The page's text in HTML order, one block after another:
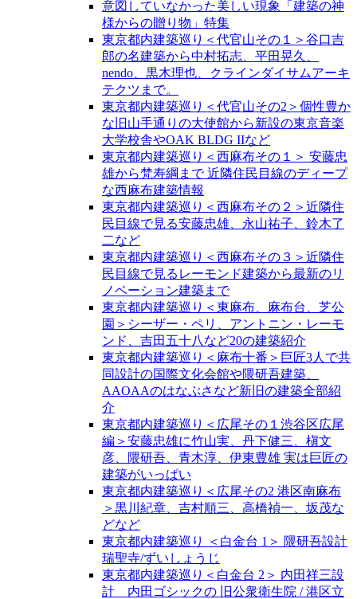
意図していなかった美しい現象「建築の神
様からの贈り物」特集
東京都内建築巡り＜代官山その１＞谷口吉
郎の名建築から中村拓志、平田晃久、
nendo、黒木理也、クラインダイサムアーキ
テクツまで。
東京都内建築巡り＜代官山その2＞個性豊か
な旧山手通りの大使館から新設の東京音楽
大学校舎やOAK BLDG IIなど
東京都内建築巡り＜西麻布その１＞ 安藤忠
雄から梵寿綱まで 近隣住民目線のディープ
な西麻布建築情報
東京都内建築巡り＜西麻布その２＞近隣住
民目線で見る安藤忠雄、永山祐子、鈴木了
二など
東京都内建築巡り＜西麻布その３＞近隣住
民目線で見るレーモンド建築から最新のリ
ノベーション建築まで
東京都内建築巡り＜東麻布、麻布台、芝公
園＞シーザー・ペリ、アントニン・レーモ
ンド、吉田五十八など20の建築紹介
東京都内建築巡り＜麻布十番＞巨匠3人で共
同設計の国際文化会館や隈研吾建築、
AAOAAのはなぶさなど新旧の建築全部紹
介
東京都内建築巡り＜広尾その１渋谷区広尾
編＞安藤忠雄に竹山実、丹下健三、槇文
彦、隈研吾、青木淳、伊東豊雄 実は巨匠の
建築がいっぱい
東京都内建築巡り＜広尾その2 港区南麻布
＞黒川紀章、吉村順三、高橋禎一、坂茂な
どなど
東京都内建築巡り ＜白金台 1＞ 隈研吾設計
瑞聖寺/ずいしょうじ
東京都内建築巡り＜白金台 2＞ 内田祥三設
計 内田ゴシックの 旧公衆衛生院 / 港区立